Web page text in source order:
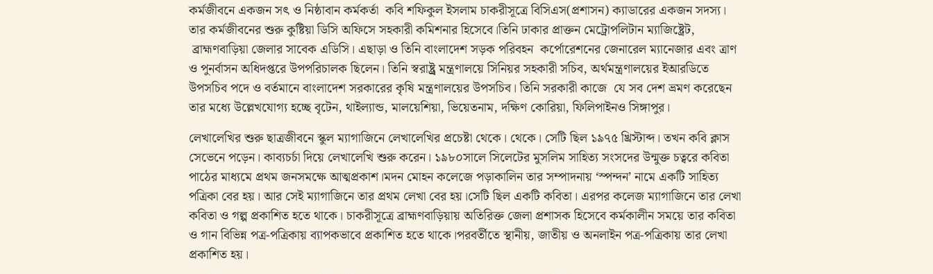
কর্মজীবনে একজন সৎ ও নিষ্ঠাবান কর্মকর্তা কবি শফিকুল ইসলাম চাকরীসূত্রে বিসিএস(প্রশাসন) ক্যাডারের একজন সদস্য।
তার কর্মজীবনের শুরু কুষ্টিয়া ডিসি অফিসে সহকারী কমিশনার হিসেবে।তিনি ঢাকার প্রাক্তন মেট্রোপলিটান ম্যাজিষ্ট্রেট,
ব্রাহ্মণবাড়িয়া জেলার সাবেক এডিসি। এছাড়া ও তিনি বাংলাদেশ সড়ক পরিবহন কর্পোরেশনের জেনারেল ম্যানেজার এবং ত্রাণ
ও পুনর্বাসন অধিদপ্তরে উপপরিচালক ছিলেন। তিনি স্বরাষ্ট্র্র মন্ত্রণালয়ে সিনিয়র সহকারী সচিব, অর্থমন্ত্রণালয়ের ইআরডিতে
উপসচিব পদে ও বর্তমানে বাংলাদেশ সরকারের কৃষি মন্ত্রণালয়ের উপসচিব। তিনি সরকারী কাজে যে সব দেশ ভ্রমণ করেছেন
তার মধ্যে উল্লেখযোগ্য হচ্ছে বৃটেন, থাইল্যান্ড, মালয়েশিয়া, ভিয়েতনাম, দক্ষিণ কোরিয়া, ফিলিপাইনও সিঙ্গাপুর।
লেখালেখির শুরু ছাত্রজীবনে স্কুল ম্যাগাজিনে লেখালেখির প্রচেষ্টা থেকে। থেকে। সেটি ছিল ১৯৭৫ খ্রিস্টাব্দ। তখন কবি ক্লাস
সেভেনে পড়েন। কাব্যচর্চা দিয়ে লেখালেখি শুরু করেন। ১৯৮০সালে সিলেটের মুসলিম সাহিত্য সংসদের উন্মুক্ত চত্বরে কবিতা
পাঠের মাধ্যমে প্রথম জনসমক্ষে আত্মপ্রকাশ।মদন মোহন কলেজে পড়াকালিন তার সম্পাদনায় ‘স্পন্দন’ নামে একটি সাহিত্য
পত্রিকা বের হয়। আর সেই ম্যাগাজিনে তার প্রথম লেখা বের হয়।সেটি ছিল একটি কবিতা। এরপর কলেজ ম্যাগাজিনে তার লেখা
কবিতা ও গল্প প্রকাশিত হতে থাকে। চাকরীসূত্রে ব্রাহ্মণবাড়িয়ায় অতিরিক্ত জেলা প্রশাসক হিসেবে কর্মকালীন সময়ে তার কবিতা
ও গান বিভিন্ন পত্র-পত্রিকায় ব্যাপকভাবে প্রকাশিত হতে থাকে।পরবর্তীতে স্থানীয়, জাতীয় ও অনলাইন পত্র-পত্রিকায় তার লেখা
প্রকাশিত হয়।